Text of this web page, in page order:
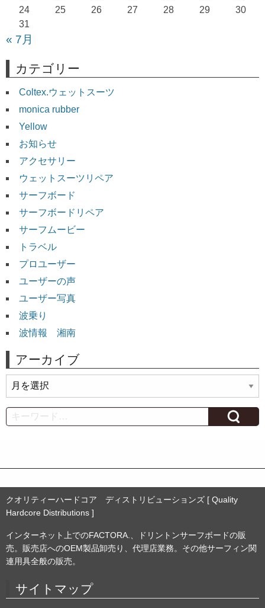
24
25 26 27 28 29
30
31
« 7月
カテゴリー
Coltex.ウェットスーツ
monica rubber
Yellow
お知らせ
アクセサリー
ウェットスーツリペア
サーフボード
サーフボードリペア
サーフムービー
トラベル
プロユーザー
ユーザーの声
ユーザー写真
波乗り
波情報 湘南
アーカイブ
ー
カ
イ
Search
クオリティーハードコア ディストリビューションズ [ Quality
Hardcore Distributions ]
インターネット上でのFACTORA.、ドリントンサーフボードの販
売。販売店へのOEM製品卸売り、代理店業務。その他サーフィン関
連用具全般の販売。
サイトマップ